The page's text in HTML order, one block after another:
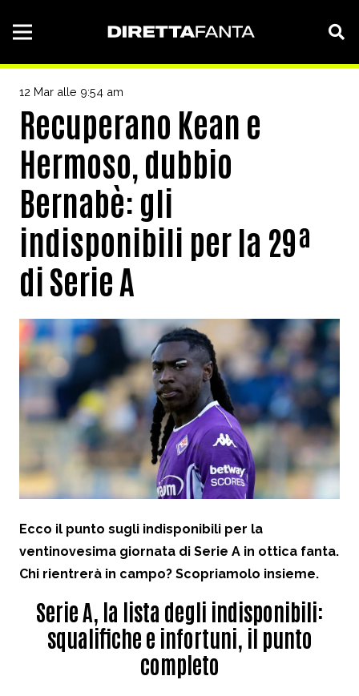
12 Mar alle 9:54 am
Recuperano Kean e
Hermoso, dubbio
Bernabè: gli
indisponibili per la 29ª
di Serie A
Ecco il punto sugli indisponibili per la
ventinovesima giornata di Serie A in ottica fanta.
Chi rientrerà in campo? Scopriamolo insieme.
Serie A, la lista degli indisponibili:
squalifiche e infortuni, il punto
completo